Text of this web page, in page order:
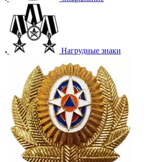
Нагрудные знаки